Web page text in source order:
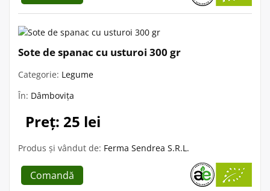
Sote de spanac cu usturoi 300 gr
Categorie: Legume
În: Dâmbovița
Preț: 25 lei
Produs și vândut de: Ferma Sendrea S.R.L.
Comandă